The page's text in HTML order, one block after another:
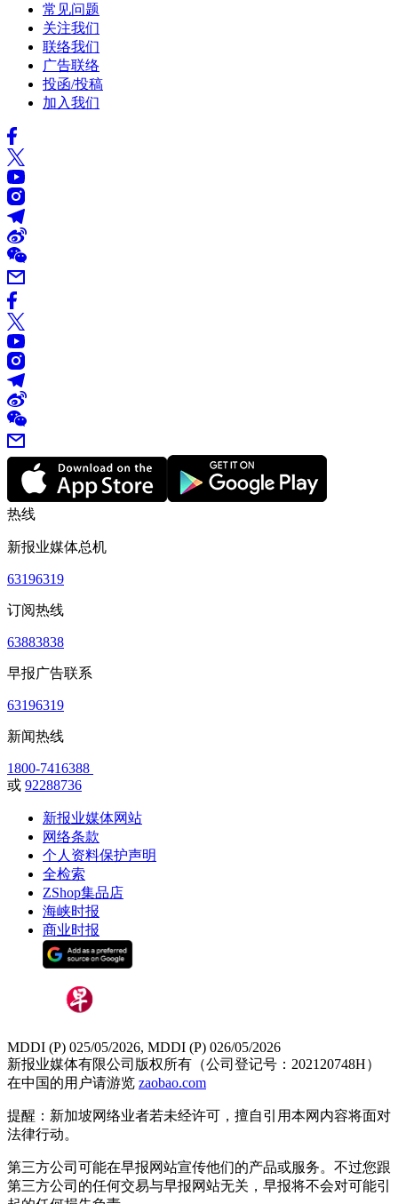
常见问题
关注我们
联络我们
广告联络
投函/投稿
加入我们
热线
新报业媒体总机
63196319
订阅热线
63883838
早报广告联系
63196319
新闻热线
1800-7416388
或 92288736
新报业媒体网站
网络条款
个人资料保护声明
全检索
ZShop集品店
海峡时报
商业时报
MDDI (P) 025/05/2026, MDDI (P) 026/05/2026
新报业媒体有限公司版权所有（公司登记号：202120748H）
在中国的用户请游览 zaobao.com
提醒：新加坡网络业者若未经许可，擅自引用本网内容将面对
法律行动。
第三方公司可能在早报网站宣传他们的产品或服务。不过您跟
第三方公司的任何交易与早报网站无关，早报将不会对可能引